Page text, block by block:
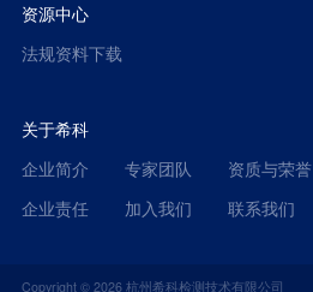
资源中心
法规资料下载
关于希科
企业简介
专家团队 资质与荣誉
企业责任
加入我们 联系我们
Copyright © 2026杭州希科检测技术有限公司